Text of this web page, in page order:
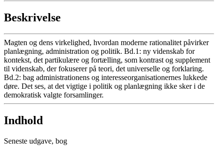
Beskrivelse
Magten og dens virkelighed, hvordan moderne rationalitet påvirker
planlægning, administration og politik. Bd.1: ny videnskab for
kontekst, det partikulære og fortælling, som kontrast og supplement
til videnskab, der fokuserer på teori, det universelle og forklaring.
Bd.2: bag administrationens og interesseorganisationernes lukkede
døre. Det ses, at det vigtige i politik og planlægning ikke sker i de
demokratisk valgte forsamlinger.
Indhold
Seneste udgave, bog